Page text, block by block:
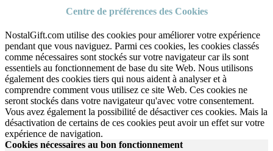
Centre de préférences des Cookies
NostalGift.com utilise des cookies pour améliorer votre expérience
pendant que vous naviguez. Parmi ces cookies, les cookies classés
comme nécessaires sont stockés sur votre navigateur car ils sont
essentiels au fonctionnement de base du site Web. Nous utilisons
également des cookies tiers qui nous aident à analyser et à
comprendre comment vous utilisez ce site Web. Ces cookies ne
seront stockés dans votre navigateur qu'avec votre consentement.
Vous avez également la possibilité de désactiver ces cookies. Mais la
désactivation de certains de ces cookies peut avoir un effet sur votre
expérience de navigation.
Cookies nécessaires au bon fonctionnement